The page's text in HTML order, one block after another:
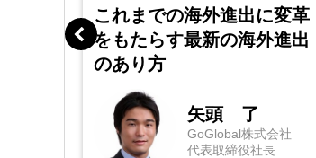
これまでの海外進出に変革
をもたらす最新の海外進出
のあり方
矢頭 了
GoGlobal株式会社
代表取締役社長